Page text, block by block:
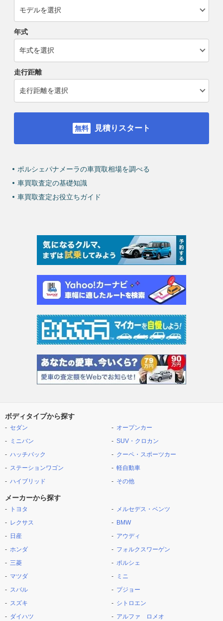
年式
走行距離
見積りスタート
ポルシェパナメーラの車買取相場を調べる
車買取査定の基礎知識
車買取査定お役立ちガイド
ボディタイプから探す
セダン
ミニバン
ハッチバック
ステーションワゴン
ハイブリッド
オープンカー
SUV・クロカン
クーペ・スポーツカー
軽自動車
その他
メーカーから探す
トヨタ
レクサス
日産
ホンダ
三菱
マツダ
スバル
スズキ
ダイハツ
メルセデス・ベンツ
BMW
アウディ
フォルクスワーゲン
ポルシェ
ミニ
プジョー
シトロエン
アルファ ロメオ